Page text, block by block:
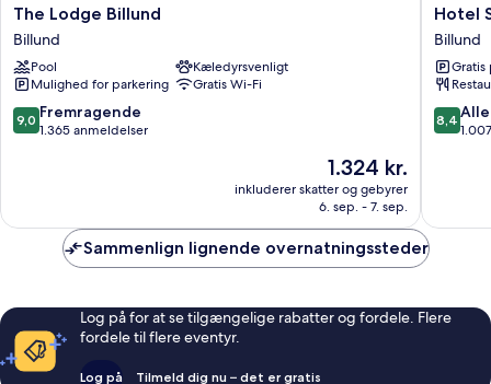
The
Lodge
Billund
Billund
The Lodge Billund
Billund
Pool
Kæledyrsvenligt
Mulighed for parkering
Gratis Wi-Fi
9.0
ud
anmeldelser
9,0 Fremragende
1.365 anmeldelser
Prisen
er
1.324 kr.
1.324 kr.
inkluderer skatter og gebyrer
6. sep. - 7. sep.
Hotel
Svanen,
Stays
&
BW
Hotel
Billund
Gratis
8.4
ud
8,4
Sammenlign lignende overnatningssteder
Log på for at se tilgængelige rabatter og fordele. Flere
fordele til flere eventyr.
Log på Tilmeld dig nu – det er gratis